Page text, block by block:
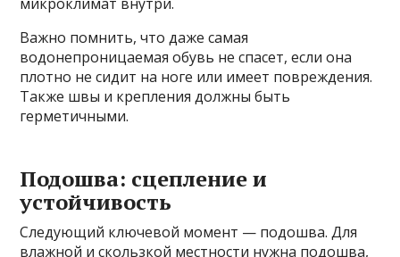
Важно помнить, что даже самая
водонепроницаемая обувь не спасет, если она
плотно не сидит на ноге или имеет повреждения.
Также швы и крепления должны быть
герметичными.
Подошва: сцепление и
устойчивость
Следующий ключевой момент — подошва. Для
влажной и скользкой местности нужна подошва,